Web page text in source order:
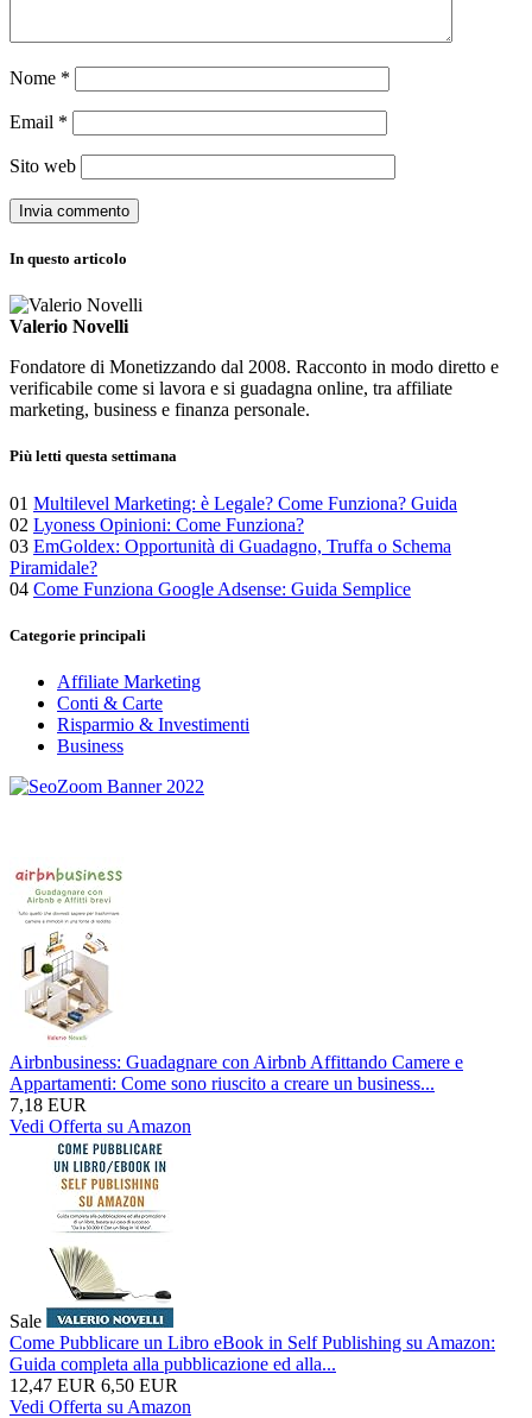
Nome *
Email *
Sito web
In questo articolo
Valerio Novelli
Fondatore di Monetizzando dal 2008. Racconto in modo diretto e
verificabile come si lavora e si guadagna online, tra affiliate
marketing, business e finanza personale.
Più letti questa settimana
01 Multilevel Marketing: è Legale? Come Funziona? Guida
02 Lyoness Opinioni: Come Funziona?
03 EmGoldex: Opportunità di Guadagno, Truffa o Schema
Piramidale?
04 Come Funziona Google Adsense: Guida Semplice
Categorie principali
Affiliate Marketing
Conti & Carte
Risparmio & Investimenti
Business
Airbnbusiness: Guadagnare con Airbnb Affittando Camere e
Appartamenti: Come sono riuscito a creare un business...
7,18 EUR
Vedi Offerta su Amazon
Sale
Come Pubblicare un Libro eBook in Self Publishing su Amazon:
Guida completa alla pubblicazione ed alla...
12,47 EUR 6,50 EUR
Vedi Offerta su Amazon